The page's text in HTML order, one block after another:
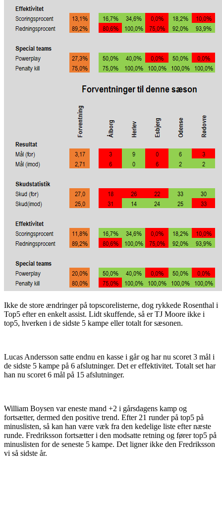
Ikke de store ændringer på topscorelisterne, dog rykkede Rosenthal i
Top5 efter en enkelt assist. Lidt skuffende, så er TJ Moore ikke i
top5, hverken i de sidste 5 kampe eller totalt for sæsonen.
Lucas Andersson satte endnu en kasse i går og har nu scoret 3 mål i
de sidste 5 kampe på 6 afslutninger. Det er effektivitet. Totalt set har
han nu scoret 6 mål på 15 afslutninger.
William Boysen var eneste mand +2 i gårsdagens kamp og
fortsætter, dermed den positive trend. Efter 21 runder på top5 på
minuslisten, så kan han være væk fra den kedelige liste efter næste
runde. Fredriksson fortsætter i den modsatte retning og fører top5 på
minuslisten for de seneste 5 kampe. Det ligner ikke den Fredriksson
vi så sidste år.